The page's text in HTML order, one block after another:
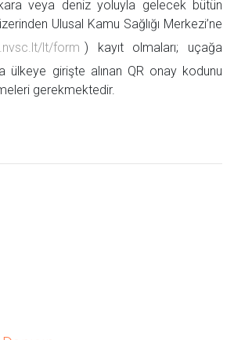
veya deniz yoluyla gelecek bütün
Ulusal Kamu Sağlığı Merkezi’ne
lt/form ) kayıt olmaları; uçağa
ülkeye girişte alınan QR onay kodunu
gerekmektedir.